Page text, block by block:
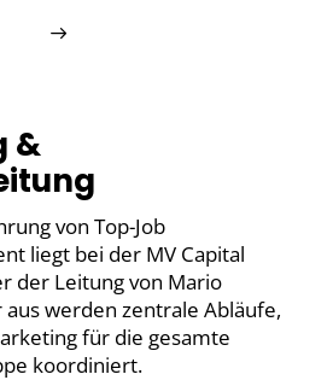
&
von Top-Job
liegt bei der MV Capital
der Leitung von Mario
werden zentrale Abläufe,
für die gesamte
koordiniert.